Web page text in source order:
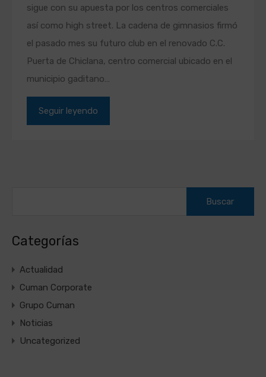
sigue con su apuesta por los centros comerciales
así como high street. La cadena de gimnasios firmó
el pasado mes su futuro club en el renovado C.C.
Puerta de Chiclana, centro comercial ubicado en el
municipio gaditano…
Seguir leyendo
Categorías
Actualidad
Cuman Corporate
Grupo Cuman
Noticias
Uncategorized